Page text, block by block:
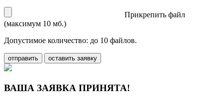
Прикрепить файл
(максимум 10 мб.)
Допустимое количество: до 10 файлов.
отправить оставить заявку
ВАША ЗАЯВКА ПРИНЯТА!